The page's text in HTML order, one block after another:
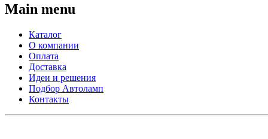
Main menu
Каталог
О компании
Оплата
Доставка
Идеи и решения
Подбор Автоламп
Контакты